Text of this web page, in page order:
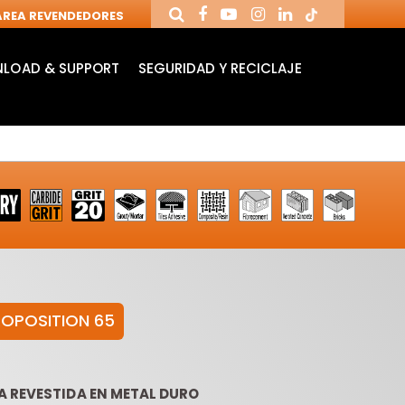
REVENDEDORES
FRESADORAS
& SUPPORT
SEGURIDAD Y RECICLAJE
65
EN METAL DURO